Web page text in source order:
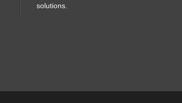
solutions.